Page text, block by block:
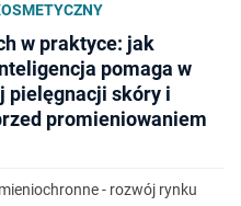
w praktyce: jak
pomaga w
pielęgnacji skóry i
promieniowaniem
- rozwój rynku